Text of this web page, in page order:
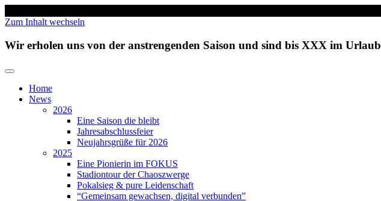
Zum Inhalt wechseln
Wir erholen uns von der anstrengenden Saison und sind bis XXX im Urlaub
Home
News
2026
Eine Saison die bleibt
Jahresabschlussfeier
Neujahrsgrüße für 2026
2025
Eine Pionierin im FOKUS
Stadiontour der Chaoszwerge
Pokalsieg & pure Leidenschaft
“Gemeinsam gewachsen, digital verbunden”